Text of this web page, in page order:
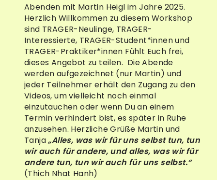
Abenden mit Martin Heigl im Jahre 2025.
Herzlich Willkommen zu diesem Workshop
sind TRAGER-Neulinge, TRAGER-
Interessierte, TRAGER-Student*innen und
TRAGER-Praktiker*innen Fühlt Euch frei,
dieses Angebot zu teilen. Die Abende
werden aufgezeichnet (nur Martin) und
jeder Teilnehmer erhält den Zugang zu den
Videos, um vielleicht noch einmal
einzutauchen oder wenn Du an einem
Termin verhindert bist, es später in Ruhe
anzusehen. Herzliche Grüße Martin und
Tanja„Alles, was wir für uns selbst tun, tun
wir auch für andere, und alles, was wir für
andere tun, tun wir auch für uns selbst.“
(Thich Nhat Hanh)